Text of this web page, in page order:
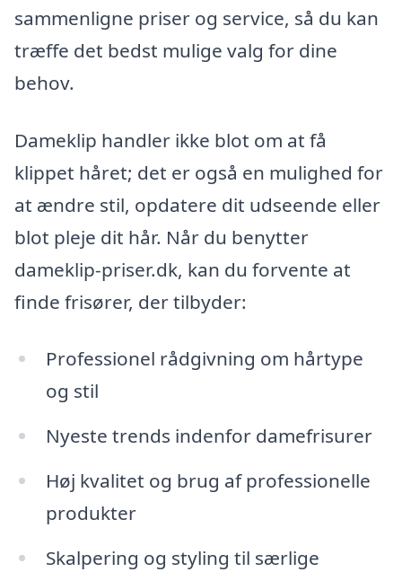
sammenligne priser og service, så du kan
træffe det bedst mulige valg for dine
behov.
Dameklip handler ikke blot om at få
klippet håret; det er også en mulighed for
at ændre stil, opdatere dit udseende eller
blot pleje dit hår. Når du benytter
dameklip-priser.dk, kan du forvente at
finde frisører, der tilbyder:
Professionel rådgivning om hårtype
og stil
Nyeste trends indenfor damefrisurer
Høj kvalitet og brug af professionelle
produkter
Skalpering og styling til særlige